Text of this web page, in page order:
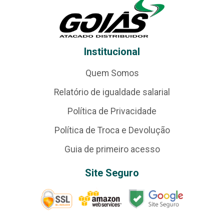
Institucional
Quem Somos
Relatório de igualdade salarial
Política de Privacidade
Política de Troca e Devolução
Guia de primeiro acesso
Site Seguro